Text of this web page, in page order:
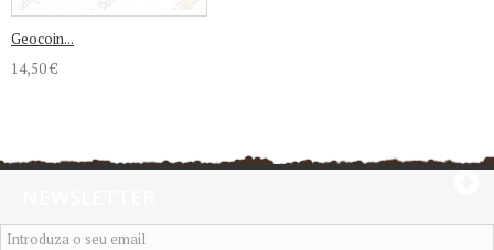
Geocoin...
14,50 €